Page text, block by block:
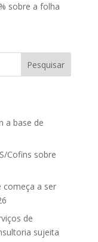
sobre a folha
a base de
Cofins sobre
começa a ser
de
sujeita